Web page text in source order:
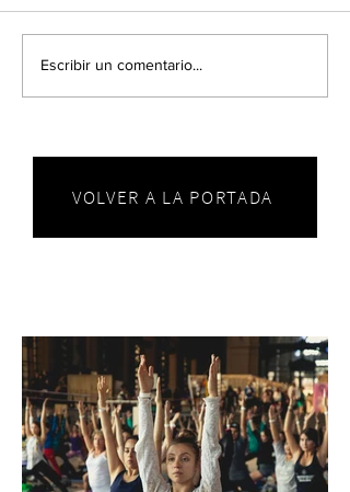
Escribir un comentario...
VOLVER A LA PORTADA